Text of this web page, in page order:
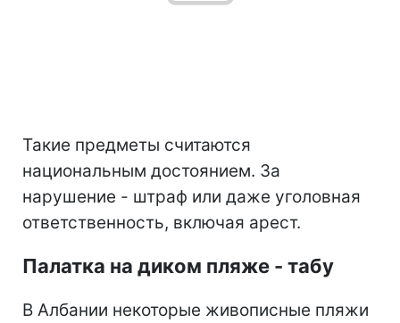
Такие предметы считаются
национальным достоянием. За
нарушение - штраф или даже уголовная
ответственность, включая арест.
Палатка на диком пляже - табу
В Албании некоторые живописные пляжи